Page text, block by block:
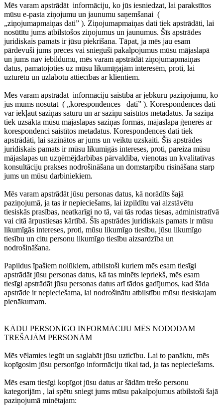
Mēs varam apstrādāt informāciju, ko jūs iesniedzat, lai parakstītos
mūsu e-pasta ziņojumu un jaunumu saņemšanai (
„ziņojumapmaiņas dati” ). Ziņojumapmaiņas dati tiek apstrādāti, lai
nosūtītu jums atbilstošos ziņojumus un jaunumus. Šīs apstrādes
juridiskais pamats ir jūsu piekrišana. Tāpat, ja mēs jau esam
pārdevuši jums preces vai snieguši pakalpojumus mūsu mājaslapā
un jums nav iebildumu, mēs varam apstrādāt ziņojumapmaiņas
datus, pamatojoties uz mūsu likumīgajām interesēm, proti, lai
uzturētu un uzlabotu attiecības ar klientiem.
Mēs varam apstrādāt informāciju saistībā ar jebkuru paziņojumu, ko
jūs mums nosūtāt ( „korespondences dati” ). Korespondences dati
var iekļaut saziņas saturu un ar saziņu saistītos metadatus. Ja saziņa
tiek uzsākta mūsu mājaslapas saziņas formās, mājaslapa ģenerēs ar
korespondenci saistītos metadatus. Korespondences dati tiek
apstrādāti, lai sazinātos ar jums un veiktu uzskaiti. Šīs apstrādes
juridiskais pamats ir mūsu likumīgās intereses, proti, pareiza mūsu
mājaslapas un uzņēmējdarbības pārvaldība, vienotas un kvalitatīvas
konsultāciju prakses nodrošināšana un domstarpību risināšana starp
jums un mūsu darbiniekiem.
Mēs varam apstrādāt jūsu personas datus, kā norādīts šajā
paziņojumā, ja tas ir nepieciešams, lai izpildītu vai aizstāvētu
tiesiskās prasības, neatkarīgi no tā, vai tās rodas tiesas, administratīvā
vai citā ārpustiesas kārtībā. Šīs apstrādes juridiskais pamats ir mūsu
likumīgās intereses, proti, mūsu likumīgo tiesību, jūsu likumīgo
tiesību un citu personu likumīgo tiesību aizsardzība un
nodrošināšana.
Papildus īpašiem nolūkiem, atbilstoši kuriem mēs esam tiesīgi
apstrādāt jūsu personas datus, kā tas minēts iepriekš, mēs esam
tiesīgi apstrādāt jūsu personas datus arī tādos gadījumos, kad šāda
apstrāde ir nepieciešama, lai nodrošinātu atbilstību mūsu tiesiskajam
pienākumam.
KĀDU PERSONĪGO INFORMĀCIJU MĒS NODODAM
TREŠAJĀM PERSONĀM
Mēs vēlamies iegūt un saglabāt jūsu uzticību. Lai to panāktu, mēs
kopīgosim jūsu personīgo informāciju tikai tad, ja tas nepieciešams.
Mēs esam tiesīgi kopīgot jūsu datus ar šādām trešo personu
kategorijām , lai spētu sniegt jums mūsu pakalpojumus atbilstoši šajā
paziņojumā minētajam: